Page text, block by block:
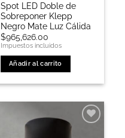
Spot LED Doble de
Sobreponer Klepp
Negro Mate Luz Cálida
$965,626.00
Impuestos incluidos
Añadir al carrito